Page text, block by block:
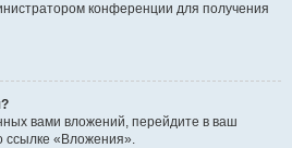
конференции для получения
вами вложений, перейдите в ваш
ссылке «Вложения».